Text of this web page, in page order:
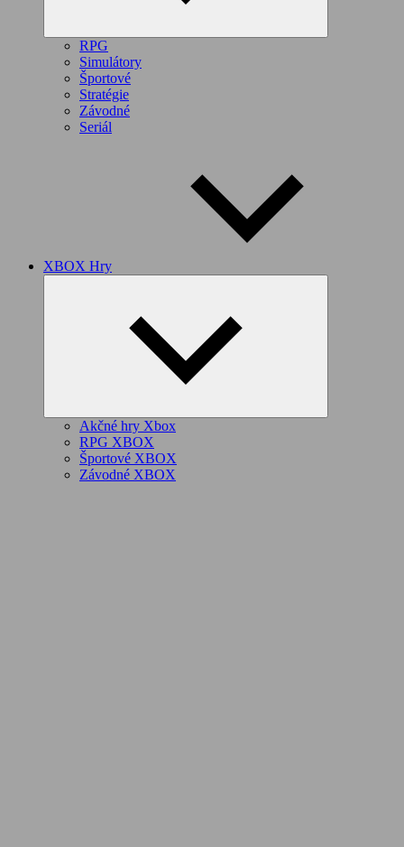
RPG
Simulátory
Športové
Stratégie
Závodné
Seriál
XBOX Hry
Akčné hry Xbox
RPG XBOX
Športové XBOX
Závodné XBOX